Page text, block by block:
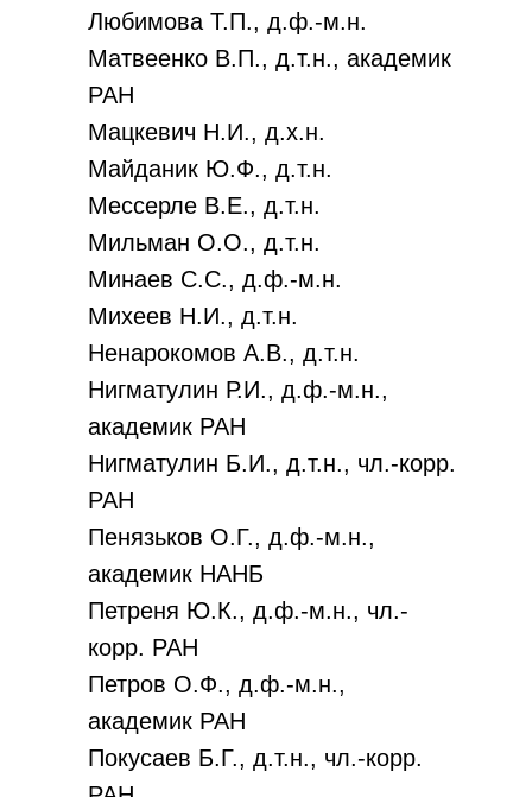
Любимова Т.П., д.ф.-м.н.
Матвеенко В.П., д.т.н., академик
РАН
Мацкевич Н.И., д.х.н.
Майданик Ю.Ф., д.т.н.
Мессерле В.Е., д.т.н.
Мильман О.О., д.т.н.
Минаев С.С., д.ф.-м.н.
Михеев Н.И., д.т.н.
Ненарокомов А.В., д.т.н.
Нигматулин Р.И., д.ф.-м.н.,
академик РАН
Нигматулин Б.И., д.т.н., чл.-корр.
РАН
Пенязьков О.Г., д.ф.-м.н.,
академик НАНБ
Петреня Ю.К., д.ф.-м.н., чл.-
корр. РАН
Петров О.Ф., д.ф.-м.н.,
академик РАН
Покусаев Б.Г., д.т.н., чл.-корр.